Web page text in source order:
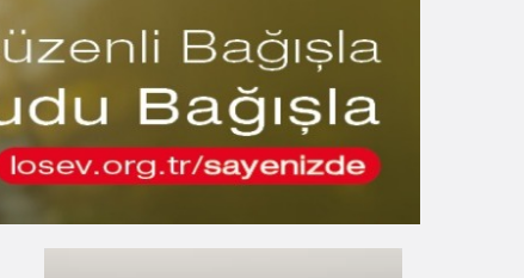
Gündüz modunu seçin.
Gece Modu